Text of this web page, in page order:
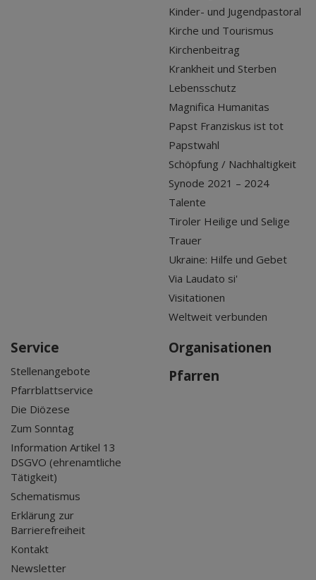
Kinder- und Jugendpastoral
Kirche und Tourismus
Kirchenbeitrag
Krankheit und Sterben
Lebensschutz
Magnifica Humanitas
Papst Franziskus ist tot
Papstwahl
Schöpfung / Nachhaltigkeit
Synode 2021 – 2024
Talente
Tiroler Heilige und Selige
Trauer
Ukraine: Hilfe und Gebet
Via Laudato si'
Visitationen
Weltweit verbunden
Service
Stellenangebote
Pfarrblattservice
Die Diözese
Zum Sonntag
Information Artikel 13
DSGVO (ehrenamtliche
Tätigkeit)
Schematismus
Erklärung zur
Barrierefreiheit
Kontakt
Newsletter
Organisationen
Pfarren